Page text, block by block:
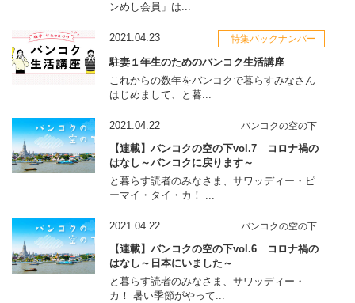
ンめし会員」は...
2021.04.23 特集バックナンバー
駐妻１年生のためのバンコク生活講座
これからの数年をバンコクで暮らすみなさん
はじめまして、と暮...
2021.04.22 バンコクの空の下
【連載】バンコクの空の下vol.7 コロナ禍の
はなし～バンコクに戻ります～
と暮らす読者のみなさま、サワッディー・ピ
ーマイ・タイ・カ！ ...
2021.04.22 バンコクの空の下
【連載】バンコクの空の下vol.6 コロナ禍の
はなし～日本にいました～
と暮らす読者のみなさま、サワッディー・
カ！ 暑い季節がやって...